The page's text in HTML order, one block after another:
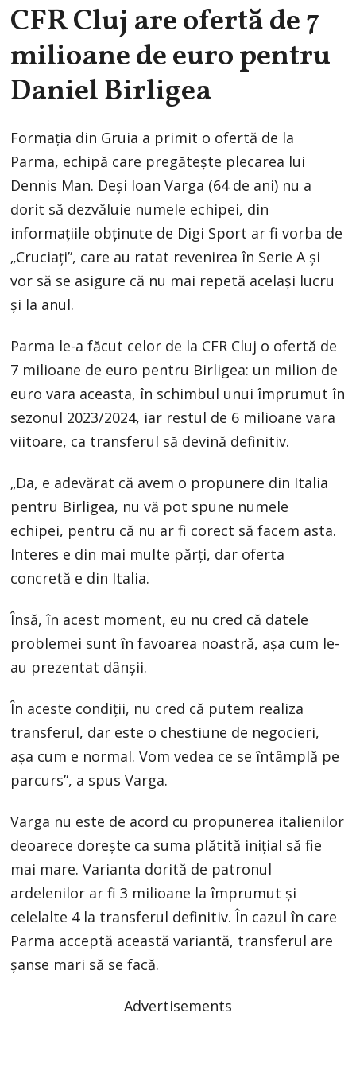
CFR Cluj are ofertă de 7
milioane de euro pentru
Daniel Birligea
Formația din Gruia a primit o ofertă de la
Parma, echipă care pregătește plecarea lui
Dennis Man. Deși Ioan Varga (64 de ani) nu a
dorit să dezvăluie numele echipei, din
informațiile obținute de Digi Sport ar fi vorba de
„Cruciați”, care au ratat revenirea în Serie A și
vor să se asigure că nu mai repetă același lucru
și la anul.
Parma le-a făcut celor de la CFR Cluj o ofertă de
7 milioane de euro pentru Birligea: un milion de
euro vara aceasta, în schimbul unui împrumut în
sezonul 2023/2024, iar restul de 6 milioane vara
viitoare, ca transferul să devină definitiv.
„Da, e adevărat că avem o propunere din Italia
pentru Birligea, nu vă pot spune numele
echipei, pentru că nu ar fi corect să facem asta.
Interes e din mai multe părți, dar oferta
concretă e din Italia.
Însă, în acest moment, eu nu cred că datele
problemei sunt în favoarea noastră, așa cum le-
au prezentat dânșii.
În aceste condiții, nu cred că putem realiza
transferul, dar este o chestiune de negocieri,
așa cum e normal. Vom vedea ce se întâmplă pe
parcurs”, a spus Varga.
Varga nu este de acord cu propunerea italienilor
deoarece dorește ca suma plătită inițial să fie
mai mare. Varianta dorită de patronul
ardelenilor ar fi 3 milioane la împrumut și
celelalte 4 la transferul definitiv. În cazul în care
Parma acceptă această variantă, transferul are
șanse mari să se facă.
Advertisements